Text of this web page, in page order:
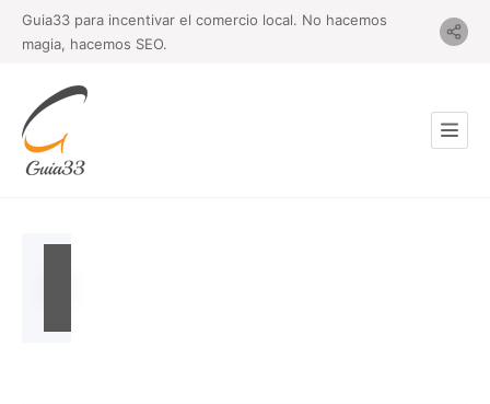
Guia33 para incentivar el comercio local. No hacemos
magia, hacemos SEO.